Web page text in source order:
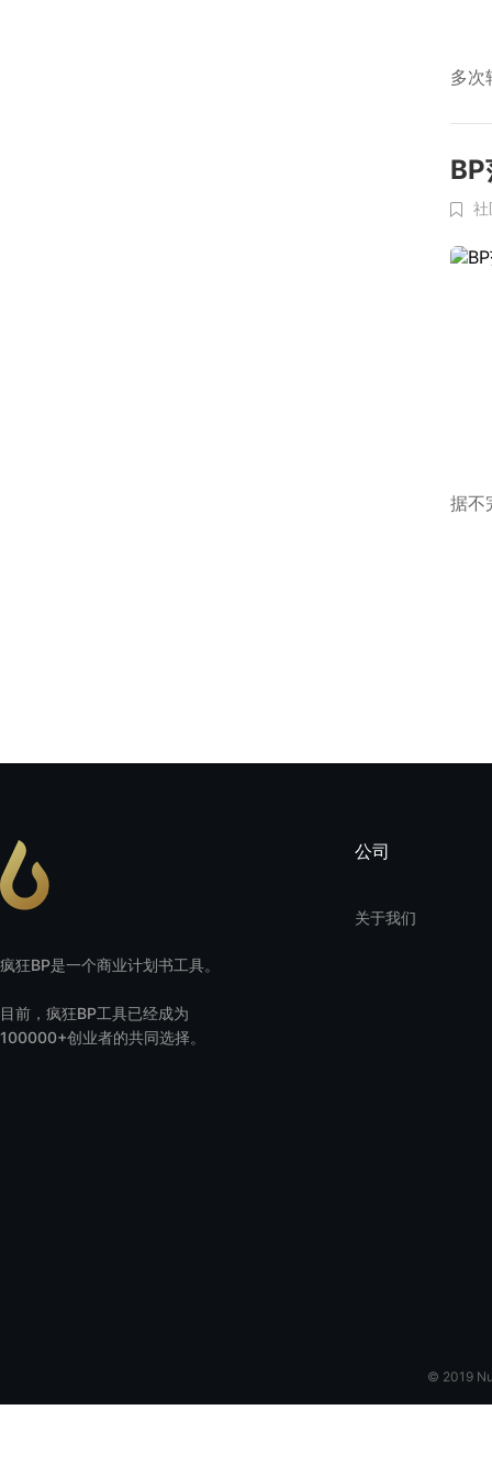
多次
社
据不
疯狂BP是一个商业计划书工具。
目前，疯狂BP工具已经成为
100000+创业者的共同选择。
公司
关于我们
© 2019